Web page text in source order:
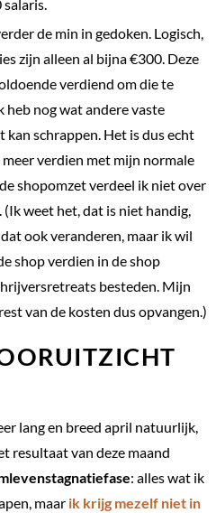
de min in gedoken. Logisch,
zijn alleen al bijna €300. Deze
verdiend om die te
heb nog wat andere vaste
schrappen. Het is dus echt
verdien met mijn normale
shopomzet verdeel ik niet over
weet het, dat is niet handig,
ook veranderen, maar ik wil
shop verdien in de shop
besteden. Mijn
van de kosten dus opvangen.)
lang en breed april natuurlijk,
resultaat van deze maand
: alles wat ik
maar ik krijg mezelf niet in